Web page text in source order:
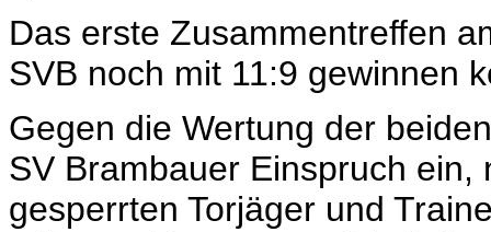
Das erste Zusammentreffen
SVB noch mit 11:9 gewinnen
Gegen die Wertung der
SV Brambauer Einspruch
gesperrten Torjäger und